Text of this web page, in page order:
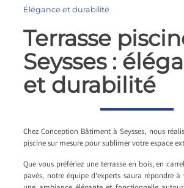
Élégance et durabilité
Terrasse
Seysses :
et durabilité
Chez Conception Bâtiment à Seysses, nous
piscine sur mesure pour sublimer votre espace
Que vous préfériez une terrasse en bois, en
pavés, notre équipe d’experts saura répondre